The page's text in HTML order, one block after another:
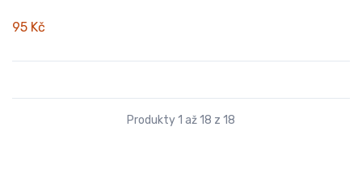
95 Kč
Produkty 1 až 18 z 18